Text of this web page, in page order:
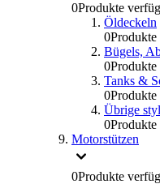
0Produkte
Öldeckeln
0
Bügels,
0
Tanks &
0
Übrige
0
Motorstützen
0Produkte